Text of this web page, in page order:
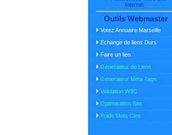
Outils Webmaster
Votez Annuaire Marseille
Echange de liens Durs
Faire un lien
Generateur de Liens
Generateur Meta Tags
Validation W3C
Optimisation Site
Poids Mots Cles